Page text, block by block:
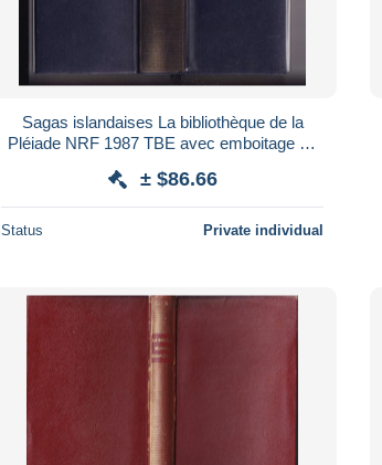
Sagas islandaises La bibliothèque de la
Pléiade NRF 1987 TBE avec emboitage en
± $86.66
Status Private individual